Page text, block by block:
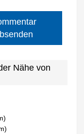
Nähe von